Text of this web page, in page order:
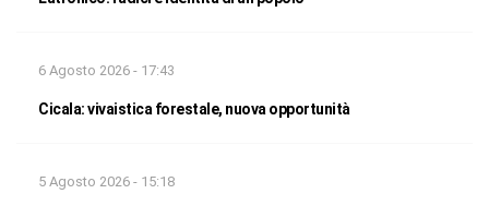
6 Agosto 2026 - 17:43
Cicala: vivaistica forestale, nuova opportunità
5 Agosto 2026 - 15:18